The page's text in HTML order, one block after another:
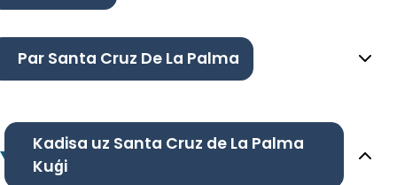
Par Santa Cruz De La Palma
Kadisa uz Santa Cruz de La Palma
Kuģi